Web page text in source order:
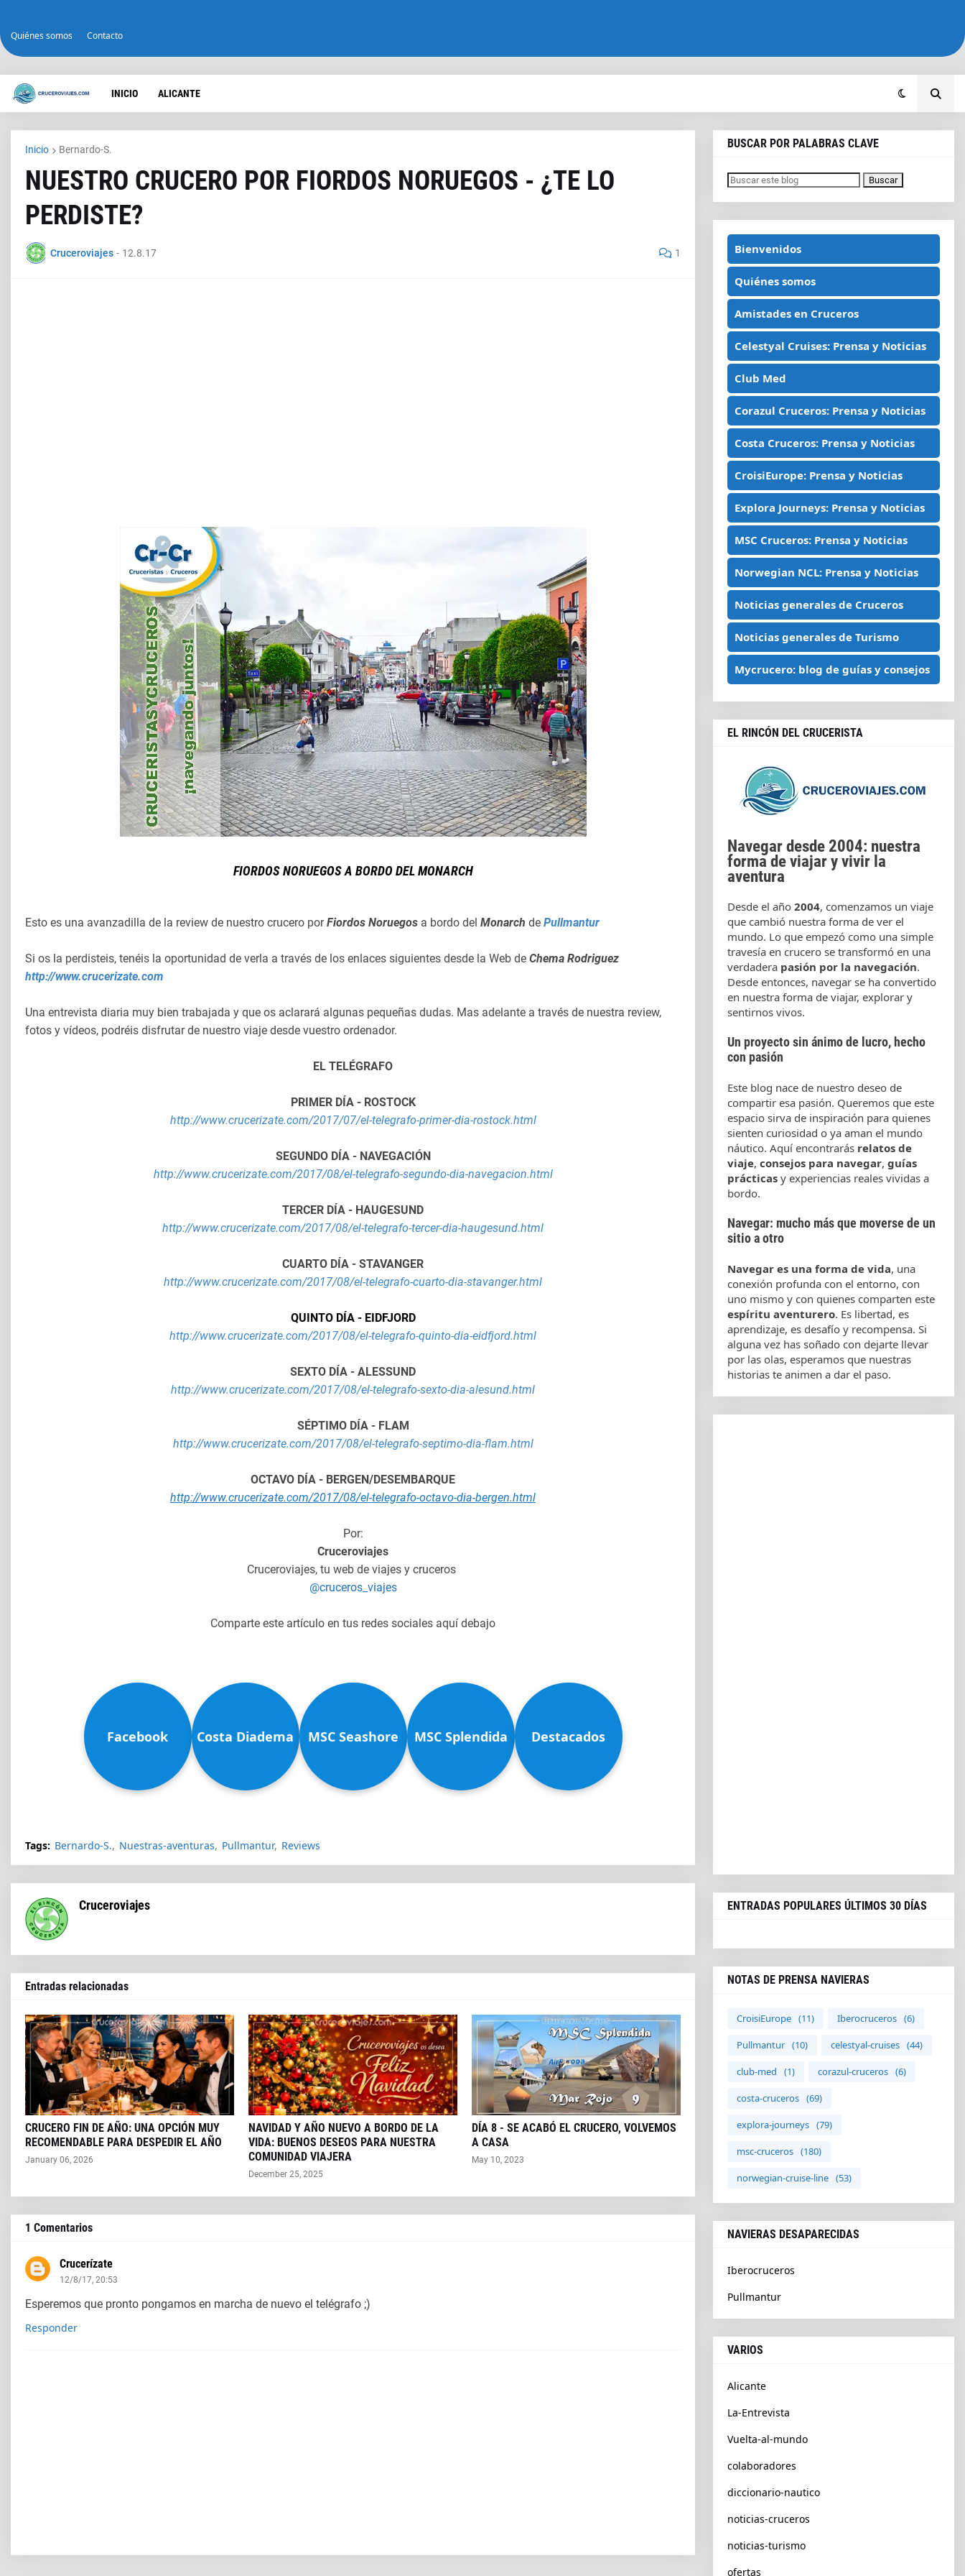
Quiénes somos Contacto
INICIO ALICANTE
Inicio Bernardo-S.
NUESTRO CRUCERO POR FIORDOS NORUEGOS - ¿TE LO
PERDISTE?
Cruceroviajes - 12.8.17 1
FIORDOS NORUEGOS A BORDO DEL MONARCH
Esto es una avanzadilla de la review de nuestro crucero porFiordos Noruegos a bordo del Monarch de Pullmantur
Si os la perdisteis, tenéis la oportunidad de verla a través de los enlaces siguientes desde la Web de Chema Rodriguez
http://www.crucerizate.com
Una entrevista diaria muy bien trabajada y que os aclarará algunas pequeñas dudas. Mas adelante a través de nuestra review,
fotos y vídeos, podréis disfrutar de nuestro viaje desde vuestro ordenador.
EL TELÉGRAFO
PRIMER DÍA - ROSTOCK
http://www.crucerizate.com/2017/07/el-telegrafo-primer-dia-rostock.html
SEGUNDO DÍA - NAVEGACIÓN
http://www.crucerizate.com/2017/08/el-telegrafo-segundo-dia-navegacion.html
TERCER DÍA - HAUGESUND
http://www.crucerizate.com/2017/08/el-telegrafo-tercer-dia-haugesund.html
CUARTO DÍA - STAVANGER
http://www.crucerizate.com/2017/08/el-telegrafo-cuarto-dia-stavanger.html
QUINTO DÍA - EIDFJORD
http://www.crucerizate.com/2017/08/el-telegrafo-quinto-dia-eidfjord.html
SEXTO DÍA - ALESSUND
http://www.crucerizate.com/2017/08/el-telegrafo-sexto-dia-alesund.html
SÉPTIMO DÍA - FLAM
http://www.crucerizate.com/2017/08/el-telegrafo-septimo-dia-flam.html
OCTAVO DÍA - BERGEN/DESEMBARQUE
http://www.crucerizate.com/2017/08/el-telegrafo-octavo-dia-bergen.html
Por:
Cruceroviajes
Cruceroviajes, tu web de viajes y cruceros
@cruceros_viajes
Comparte este artículo en tus redes sociales aquí debajo
Facebook Costa Diadema MSC Seashore MSC Splendida Destacados
Tags: Bernardo-S. Nuestras-aventuras Pullmantur Reviews
Cruceroviajes
Entradas relacionadas
CRUCERO FIN DE AÑO: UNA OPCIÓN MUY
RECOMENDABLE PARA DESPEDIR EL AÑO
January 06, 2026
NAVIDAD Y AÑO NUEVO A BORDO DE LA
VIDA: BUENOS DESEOS PARA NUESTRA
COMUNIDAD VIAJERA
December 25, 2025
DÍA 8 - SE ACABÓ EL CRUCERO, VOLVEMOS
A CASA
May 10, 2023
1 Comentarios
Crucerízate
12/8/17, 20:53
Esperemos que pronto pongamos en marcha de nuevo el telégrafo ;)
Responder
BUSCAR POR PALABRAS CLAVE
Bienvenidos
Quiénes somos
Amistades en Cruceros
Celestyal Cruises: Prensa y Noticias
Club Med
Corazul Cruceros: Prensa y Noticias
Costa Cruceros: Prensa y Noticias
CroisiEurope: Prensa y Noticias
Explora Journeys: Prensa y Noticias
MSC Cruceros: Prensa y Noticias
Norwegian NCL: Prensa y Noticias
Noticias generales de Cruceros
Noticias generales de Turismo
Mycrucero: blog de guías y consejos
EL RINCÓN DEL CRUCERISTA
Navegar desde 2004: nuestra
forma de viajar y vivir la
aventura
Desde el año 2004, comenzamos un viaje
que cambió nuestra forma de ver el
mundo. Lo que empezó como una simple
travesía en crucero se transformó en una
verdadera pasión por la navegación.
Desde entonces, navegar se ha convertido
en nuestra forma de viajar, explorar y
sentirnos vivos.
Un proyecto sin ánimo de lucro, hecho
con pasión
Este blog nace de nuestro deseo de
compartir esa pasión. Queremos que este
espacio sirva de inspiración para quienes
sienten curiosidad o ya aman el mundo
náutico. Aquí encontrarás relatos de
viaje, consejos para navegar, guías
prácticas y experiencias reales vividas a
bordo.
Navegar: mucho más que moverse de un
sitio a otro
Navegar es una forma de vida, una
conexión profunda con el entorno, con
uno mismo y con quienes comparten este
espíritu aventurero. Es libertad, es
aprendizaje, es desafío y recompensa. Si
alguna vez has soñado con dejarte llevar
por las olas, esperamos que nuestras
historias te animen a dar el paso.
ENTRADAS POPULARES ÚLTIMOS 30 DÍAS
NOTAS DE PRENSA NAVIERAS
CroisiEurope (11) Iberocruceros (6)
Pullmantur (10) celestyal-cruises (44)
club-med (1) corazul-cruceros (6)
costa-cruceros (69)
explora-journeys (79)
msc-cruceros (180)
norwegian-cruise-line (53)
NAVIERAS DESAPARECIDAS
Iberocruceros
Pullmantur
VARIOS
Alicante
La-Entrevista
Vuelta-al-mundo
colaboradores
diccionario-nautico
noticias-cruceros
noticias-turismo
ofertas